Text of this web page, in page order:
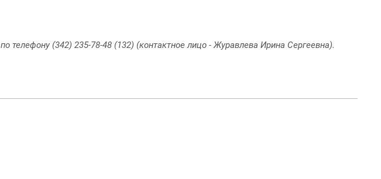
(342) 235-78-48 (132) (контактное лицо - Журавлева Ирина Сергеевна).